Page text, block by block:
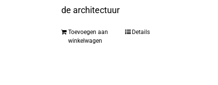
de architectuur
Toevoegen aan
winkelwagen
Details